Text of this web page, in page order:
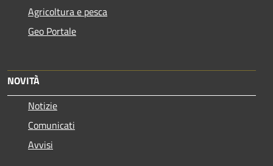
Agricoltura e pesca
Geo Portale
NOVITÀ
Notizie
Comunicati
Avvisi